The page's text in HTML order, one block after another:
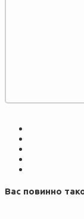
Вас повинно